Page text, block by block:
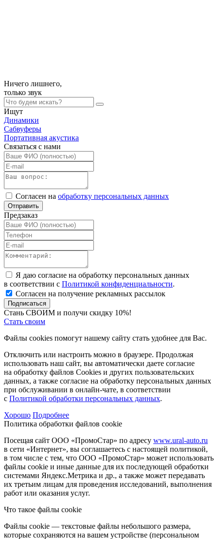
Ничего лишнего,
только звук
Ищут
Динамики
Сабвуферы
Портативная акустика
Связаться с нами
Согласен на обработку персональных данных
Отправить
Предзаказ
Я даю согласие на обработку персональных данных
в соответствии с Политикой конфиденциальности.
Согласен на получение рекламных рассылок
Подписаться
Стань СВОИМ и получи скидку 10%!
Стать своим
Файлы cookies помогут нашему сайту стать удобнее для Вас.
Отключить или настроить можно в браузере. Продолжая
использовать наш сайт, вы автоматически даете согласие
на обработку файлов Cookies и других пользовательских
данных, а также согласие на обработку персональных данных
при обслуживании в онлайн-чате, в соответствии
с Политикой обработки персональных данных.
Хорошо Подробнее
Политика обработки файлов cookie
Посещая сайт ООО «ПромоСтар» по адресу www.ural-auto.ru
в сети «Интернет», вы соглашаетесь с настоящей политикой,
в том числе с тем, что ООО «ПромоСтар» может использовать
файлы cookie и иные данные для их последующей обработки
системами Яндекс.Метрика и др., а также может передавать
их третьим лицам для проведения исследований, выполнения
работ или оказания услуг.
Что такое файлы cookie
Файлы cookie — текстовые файлы небольшого размера,
которые сохраняются на вашем устройстве (персональном